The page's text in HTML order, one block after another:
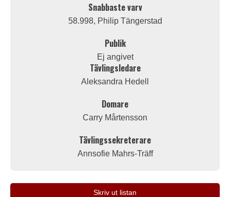
Snabbaste varv
58.998, Philip Tängerstad
Publik
Ej angivet
Tävlingsledare
Aleksandra Hedell
Domare
Carry Mårtensson
Tävlingssekreterare
Annsofie Mahrs-Träff
Skriv ut listan